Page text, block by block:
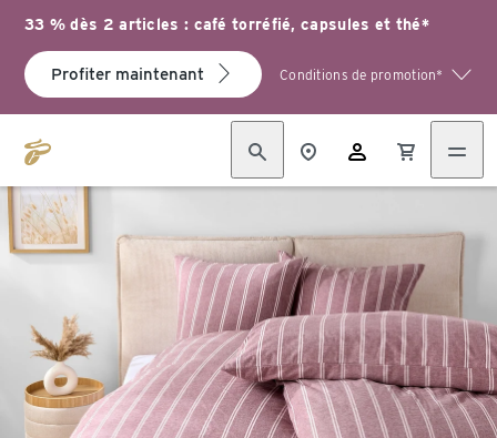
33 % dès 2 articles : café torréfié, capsules et thé*
Profiter maintenant Conditions de promotion*